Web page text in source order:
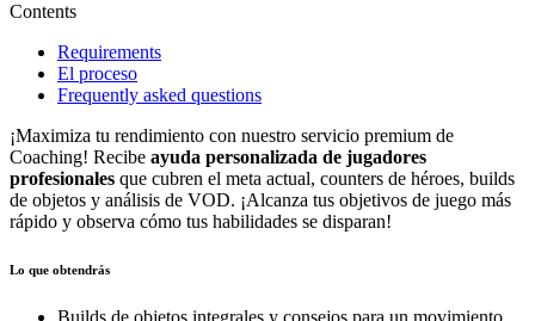
Contents
Requirements
El proceso
Frequently asked questions
¡Maximiza tu rendimiento con nuestro servicio premium de
Coaching! Recibe ayuda personalizada de jugadores
profesionales que cubren el meta actual, counters de héroes, builds
de objetos y análisis de VOD. ¡Alcanza tus objetivos de juego más
rápido y observa cómo tus habilidades se disparan!
Lo que obtendrás